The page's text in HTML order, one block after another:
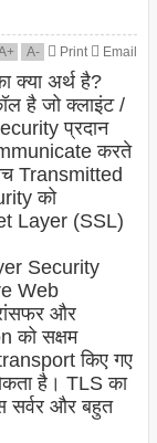
+ A- Print Email
क्या अर्थ है?
है जो क्लाइंट /
प्रदान
करते
Transmitted
को
Layer (SSL)
Security
Web
और
को सक्षम
किए गए
है। TLS का
सर्वर और बहुत